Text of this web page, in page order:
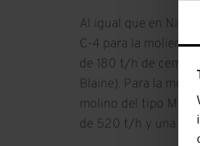
Al igual que en
C-4 para la
de 180 t/h de
Blaine). Para la
molino del tipo MVR
de 520 t/h y una